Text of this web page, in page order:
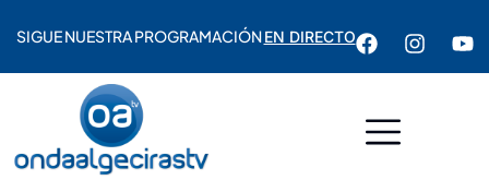
SIGUE NUESTRA PROGRAMACIÓNEN DIRECTO